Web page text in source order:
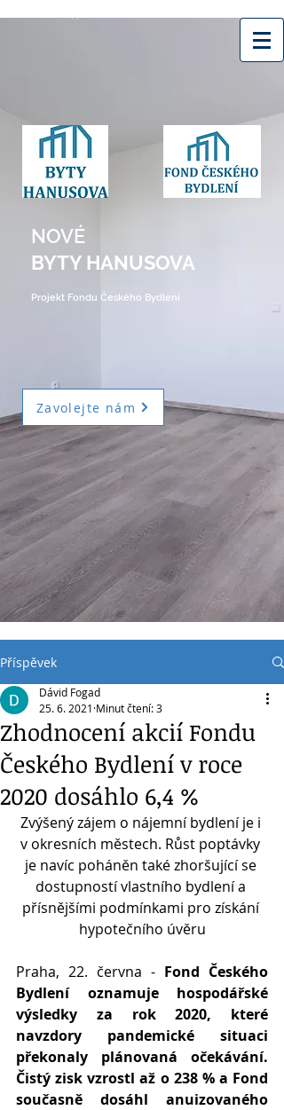
NOVÉ
BYTY HANUSOVA
Projekt Fondu Českého Bydlení
Zavolejte nám
Příspěvek
Zhodnocení akcií Fondu
Českého Bydlení v roce
2020 dosáhlo 6,4 %
Dávid Fogad
25. 6. 2021 Minut čtení: 3
Zvýšený zájem o nájemní bydlení je i
v okresních městech. Růst poptávky
je navíc poháněn také zhoršující se
dostupností vlastního bydlení a
přísnějšími podmínkami pro získání
hypotečního úvěru
Praha, 22. června - Fond Českého
Bydlení oznamuje hospodářské
výsledky za rok 2020, které
navzdory pandemické situaci
překonaly plánovaná očekávání.
Čistý zisk vzrostl až o 238 % a Fond
současně dosáhl